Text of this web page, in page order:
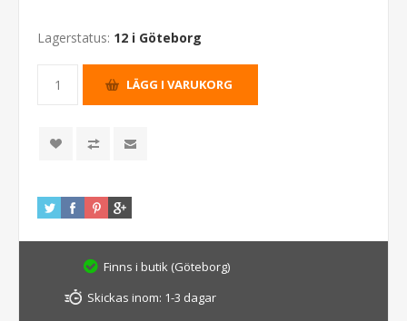
Lagerstatus: 12 i Göteborg
Finns i butik (Göteborg)
Skickas inom: 1-3 dagar